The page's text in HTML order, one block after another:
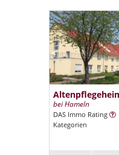
bei Hameln
DAS Immo Rating
Kategorien